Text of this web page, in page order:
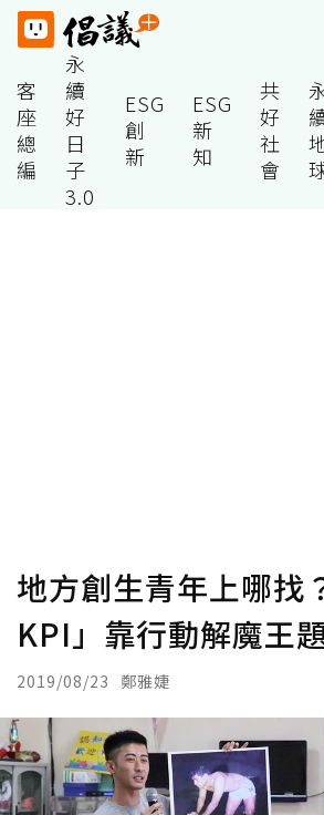
客
座
總
編
永
續
好
日
子
3.0
ESG
創
新
ESG
新
知
共
好
社
會
地方創生青年上哪找
KPI」靠行動解魔王
2019/08/23 鄭雅婕